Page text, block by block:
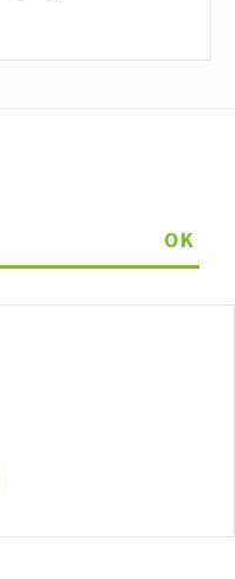
OK